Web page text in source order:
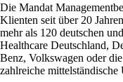
Die Mandat
Klienten seit über 20
mehr als 120 deutschen
Healthcare Deutschland,
Benz, Volkswagen oder
zahlreiche mittelständische